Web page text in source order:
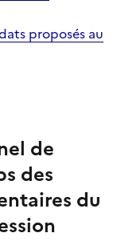
proposés au
de
des
du